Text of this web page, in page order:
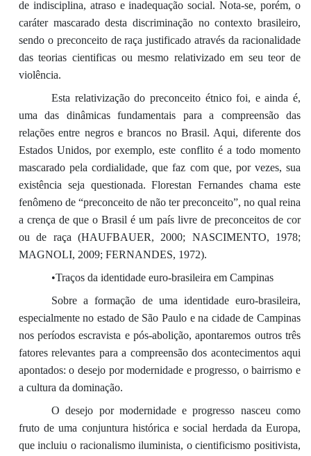
de indisciplina, atraso e inadequação social. Nota-se, porém, o
caráter mascarado desta discriminação no contexto brasileiro,
sendo o preconceito de raça justificado através da racionalidade
das teorias cientificas ou mesmo relativizado em seu teor de
violência.
Esta relativização do preconceito étnico foi, e ainda é,
uma das dinâmicas fundamentais para a compreensão das
relações entre negros e brancos no Brasil. Aqui, diferente dos
Estados Unidos, por exemplo, este conflito é a todo momento
mascarado pela cordialidade, que faz com que, por vezes, sua
existência seja questionada. Florestan Fernandes chama este
fenômeno de “preconceito de não ter preconceito”, no qual reina
a crença de que o Brasil é um país livre de preconceitos de cor
ou de raça (HAUFBAUER, 2000; NASCIMENTO, 1978;
MAGNOLI, 2009; FERNANDES, 1972).
•Traços da identidade euro-brasileira em Campinas
Sobre a formação de uma identidade euro-brasileira,
especialmente no estado de São Paulo e na cidade de Campinas
nos períodos escravista e pós-abolição, apontaremos outros três
fatores relevantes para a compreensão dos acontecimentos aqui
apontados: o desejo por modernidade e progresso, o bairrismo e
a cultura da dominação.
O desejo por modernidade e progresso nasceu como
fruto de uma conjuntura histórica e social herdada da Europa,
que incluiu o racionalismo iluminista, o cientificismo positivista,